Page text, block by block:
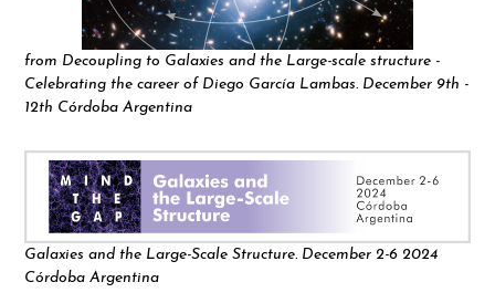
from Decoupling to Galaxies and the Large-scale structure -
Celebrating the career of Diego García Lambas. December 9th -
12th Córdoba Argentina
Galaxies and the Large-Scale Structure. December 2-6 2024
Córdoba Argentina